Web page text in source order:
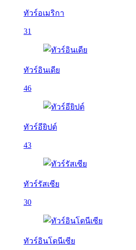
ทัวร์อเมริกา
31
ทัวร์อินเดีย
46
ทัวร์อียิปต์
43
ทัวร์รัสเซีย
30
ทัวร์อินโดนีเซีย